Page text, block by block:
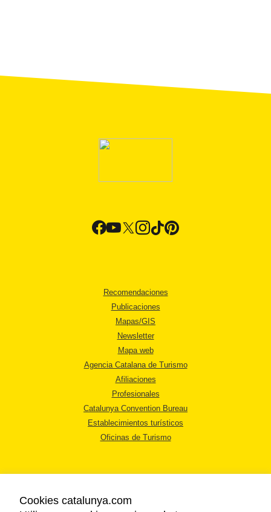
Recomendaciones
Publicaciones
Mapas/GIS
Newsletter
Mapa web
Agencia Catalana de Turismo
Afiliaciones
Profesionales
Catalunya Convention Bureau
Establecimientos turísticos
Oficinas de Turismo
Cookies catalunya.com